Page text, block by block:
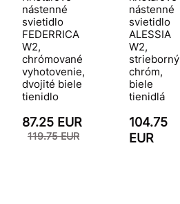
nástenné
svietidlo
FEDERRICA
W2,
chrómované
vyhotovenie,
dvojité biele
tienidlo
87.25 EUR
119.75 EUR
nástenné
svietidlo
ALESSIA
W2,
strieborný
chróm,
biele
tienidlá
104.75
EUR